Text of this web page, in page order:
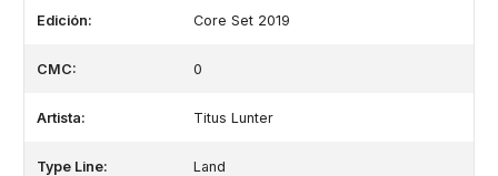
Edición: Core Set 2019
CMC: 0
Artista: Titus Lunter
Type Line: Land